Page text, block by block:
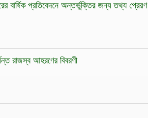
বার্ষিক প্রতিবেদনে অন্তর্ভুক্তির জন্য তথ্য প্রেরণ
রাজস্ব আহরণের বিবরণী